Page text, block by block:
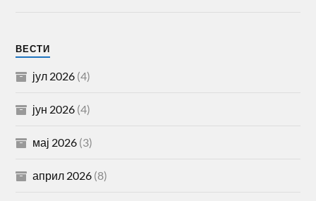
ВЕСТИ
јул 2026 (4)
јун 2026 (4)
мај 2026 (3)
април 2026 (8)